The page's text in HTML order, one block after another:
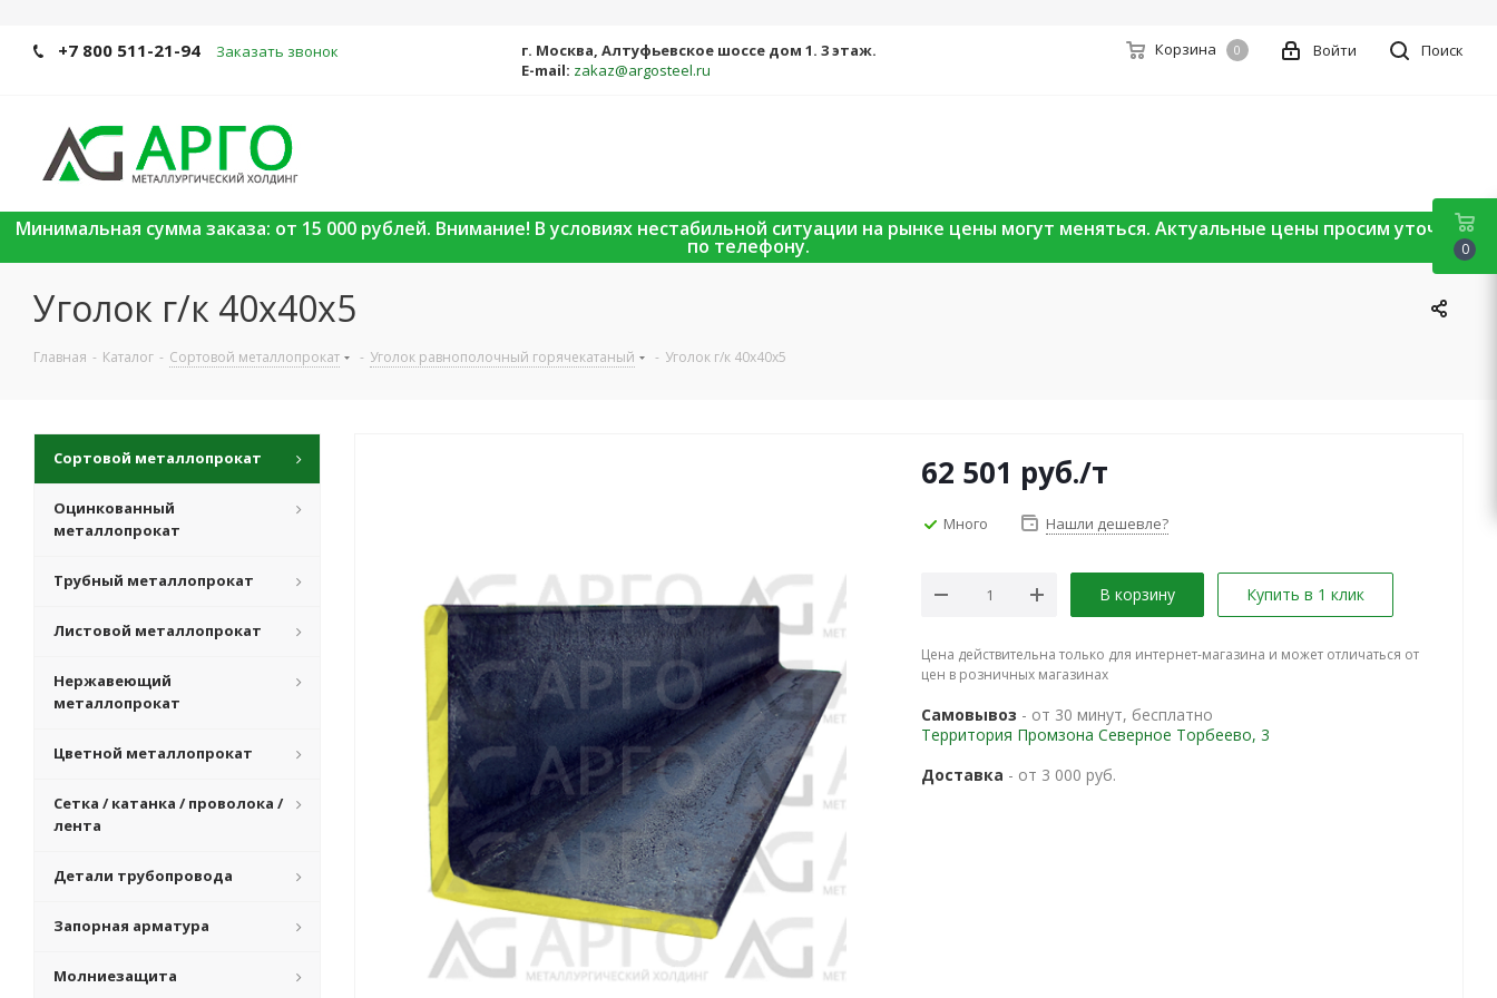
+7 800 511-21-94 Заказать звонок
г. Москва, Алтуфьевское шоссе дом 1. 3 этаж.
E-mail: zakaz@argosteel.ru
Поиск
Войти
Корзина 0
Минимальная сумма заказа: от 15 000 рублей. Внимание! В условиях нестабильной ситуации на рынке цены могут меняться. Актуальные цены просим уточнять
по телефону.
Уголок г/к 40х40х5
Главная - Каталог - Сортовой металлопрокат - Уголок равнополочный горячекатаный - Уголок г/к 40х40х5
62 501 руб./т
Много Нашли дешевле?
В корзину Купить в 1 клик
Цена действительна только для интернет-магазина и может отличаться от
цен в розничных магазинах
Самовывоз - от 30 минут, бесплатно
Территория Промзона Северное Торбеево, 3
Доставка - от 3 000 руб.
Сортовой металлопрокат
Оцинкованный
металлопрокат
Трубный металлопрокат
Листовой металлопрокат
Нержавеющий
металлопрокат
Цветной металлопрокат
Сетка / катанка / проволока /
лента
Детали трубопровода
Запорная арматура
Молниезащита
0